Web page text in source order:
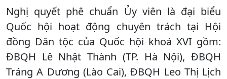
Nghị quyết phê chuẩn Ủy viên là đại biểu
Quốc hội hoạt động chuyên trách tại Hội
đồng Dân tộc của Quốc hội khoá XVI gồm:
ĐBQH Lê Nhật Thành (TP. Hà Nội), ĐBQH
Tráng A Dương (Lào Cai), ĐBQH Leo Thị Lịch